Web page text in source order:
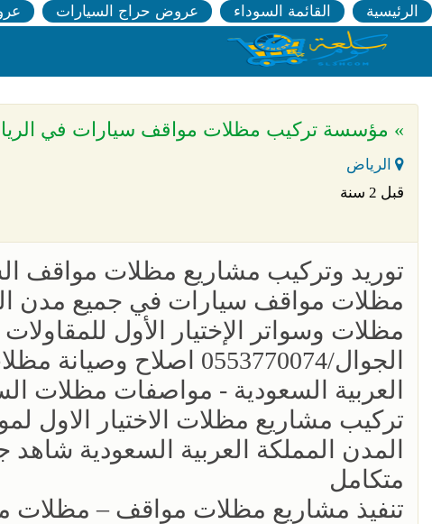
الرئيسية القائمة السوداء عروض حراج السيارات
» مؤسسة تركيب مظلات مواقف سيارات في الرياض 0500559613 تصميم مواقف سيارات حديثة
الرياض
قبل 2 سنة
مظلات مواقف سيارات في جميع مدن
الجوال/0553770074
العربية السعودية - مواصفات مظلات
تركيب مشاريع مظلات الاختيار الاول
المدن المملكة العربية السعودية
متكامل
تنفيذ مشاريع مظلات مواقف –